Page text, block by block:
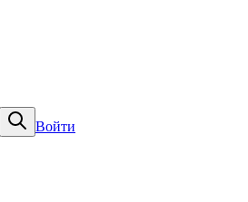
Войти